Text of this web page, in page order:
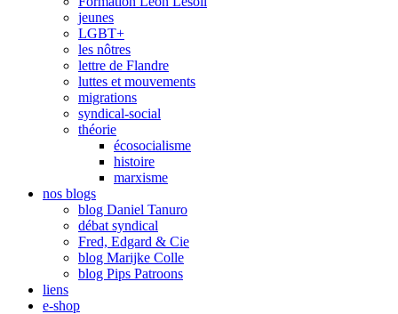
jeunes
LGBT+
les nôtres
lettre de Flandre
luttes et mouvements
migrations
syndical-social
théorie
écosocialisme
histoire
marxisme
nos blogs
blog Daniel Tanuro
débat syndical
Fred, Edgard & Cie
blog Marijke Colle
blog Pips Patroons
liens
e-shop